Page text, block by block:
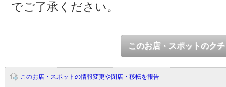
でご了承ください。
このお店・スポットのク
このお店・スポットの情報変更や閉店・移転を報告